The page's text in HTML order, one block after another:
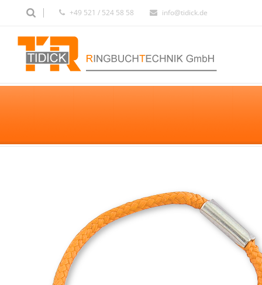
+49 521 / 524 58 58 info@tidick.de